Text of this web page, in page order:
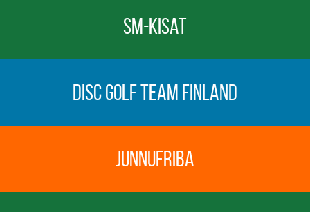
SM-kisat
Disc Golf Team Finland
Junnufriba